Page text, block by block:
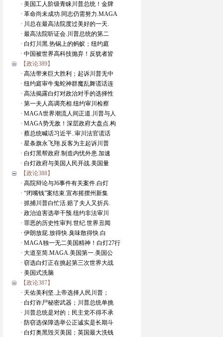
· 美国工人阶级青睐川普总统！金牌
· 革命尚未成功.同志仍需努力.MAGA
· 川总在最高法院度过美好的一天.
· 最高法院听证会.川普总统的第二
· 白灯川黑.热锅上的蚂蚁；纽约庭
· 中国被世界高科技抛弃！反犹者皆
【政论389】
· 高法带来巨大胜利；起诉川普无中
· 纽约庭审牛鬼蛇神群魔乱舞谎话连
· 高法揭露白灯对政治对手的选择性
· 第一夫人高调亮相.纽约审川检察
· MAGA世界潮流人间正道.川普与人
· MAGA势无敌！深层政府大盘点.构
· 蔡总统喊话习近平..审川法官谎话
· 星条旗永飞翔.反客为主起诉川普
· 白灯黑帮政府.制造内忧外患.加速
· 白灯政府与美国人民开战.美国量
【政论388】
· 高院辩论与J6事件有关案件.白灯
· “闭嘴钱”案结束.宣布摇摆州新集
· 抓捕川普白忙活.赔了夫人又折兵.
· 政治迫害选举干预.纽约非法审川
· 罪恶的历史性审判.世纪.世界丑闻
· 伊朗放屁.放得快.臭味散得快.白
· MAGA独一无二美国精神！白灯27行
· 大道至简.MAGA.美国第一.美国公
· 窃选白灯正在挑起第三次世界大战
· 美国式洗脑
【政论387】
· 天佑美利坚.上帝选择人民川普；
· 白灯诈尸秘密武器；川普总统单挑
· 川普总统是对的；民主党不得不承
· 防窃选保障选举公正诚实是长期斗
· 白灯奥黑毁灭美国；英国最大洗钱